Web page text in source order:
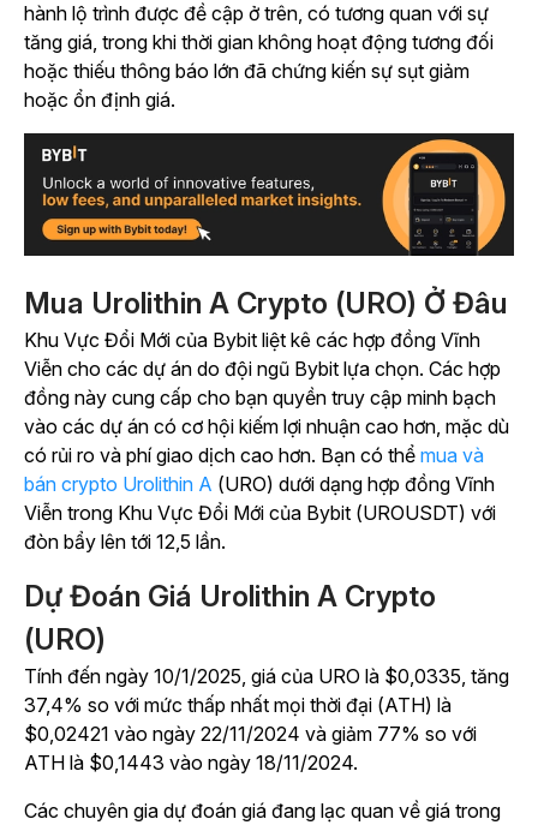
hành lộ trình được đề cập ở trên, có tương quan với sự
tăng giá, trong khi thời gian không hoạt động tương đối
hoặc thiếu thông báo lớn đã chứng kiến sự sụt giảm
hoặc ổn định giá.
Mua Urolithin A Crypto (URO) Ở Đâu
Khu Vực Đổi Mới của Bybit liệt kê các hợp đồng Vĩnh
Viễn cho các dự án do đội ngũ Bybit lựa chọn. Các hợp
đồng này cung cấp cho bạn quyền truy cập minh bạch
vào các dự án có cơ hội kiếm lợi nhuận cao hơn, mặc dù
có rủi ro và phí giao dịch cao hơn. Bạn có thể mua và
bán crypto Urolithin A (URO) dưới dạng hợp đồng Vĩnh
Viễn trong Khu Vực Đổi Mới của Bybit (UROUSDT) với
đòn bẩy lên tới 12,5 lần.
Dự Đoán Giá Urolithin A Crypto
(URO)
Tính đến ngày 10/1/2025, giá của URO là $0,0335, tăng
37,4% so với mức thấp nhất mọi thời đại (ATH) là
$0,02421 vào ngày 22/11/2024 và giảm 77% so với
ATH là $0,1443 vào ngày 18/11/2024.
Các chuyên gia dự đoán giá đang lạc quan về giá trong